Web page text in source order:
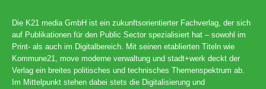
Die K21 media GmbH ist ein zukunftsorientierter Fachverlag, der sich
auf Publikationen für den Public Sector spezialisiert hat – sowohl im
Print- als auch im Digitalbereich. Mit seinen etablierten Titeln wie
Kommune21, move moderne verwaltung und stadt+werk deckt der
Verlag ein breites politisches und technisches Themenspektrum ab.
Im Mittelpunkt stehen dabei stets die Digitalisierung und